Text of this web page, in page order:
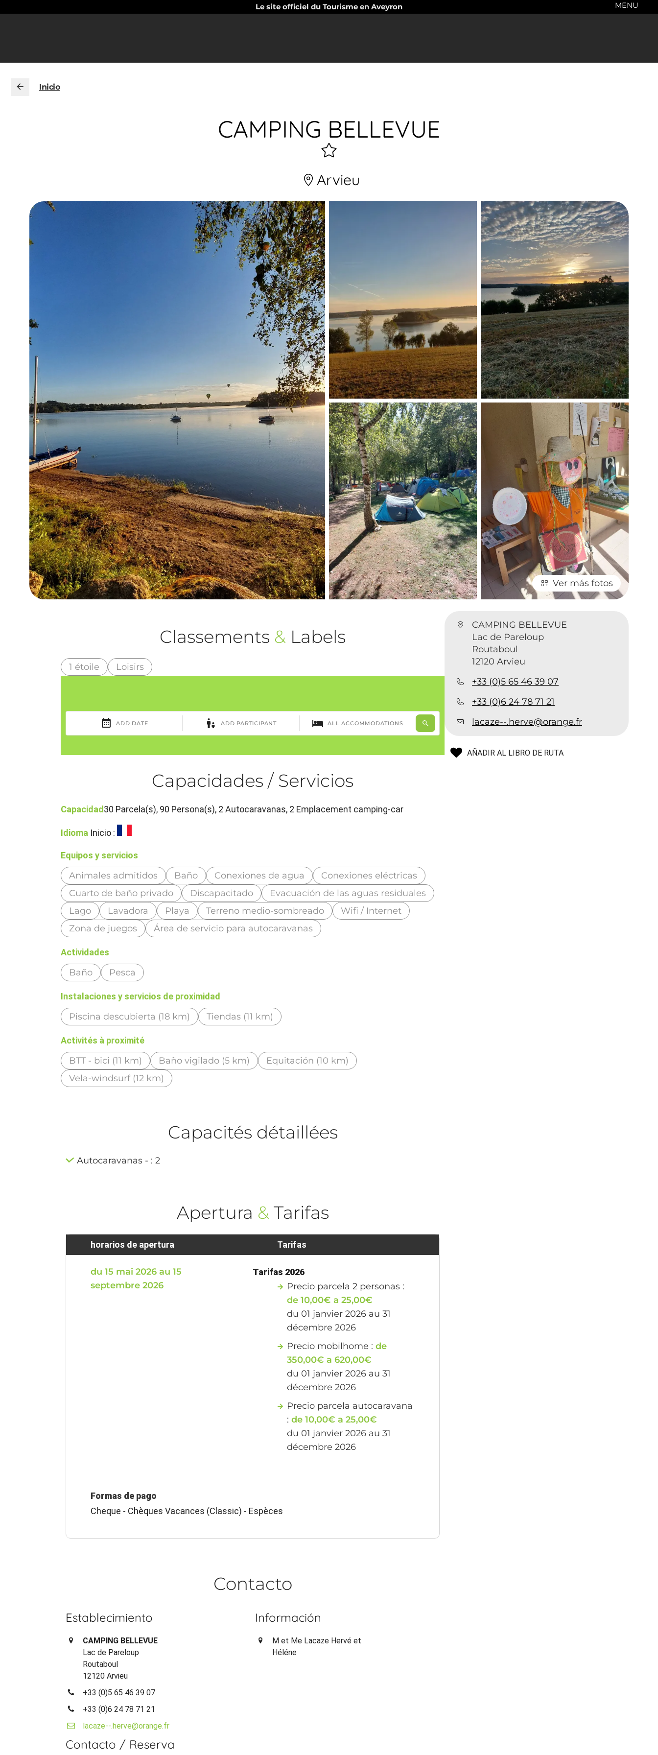
Le site officiel du Tourisme en Aveyron MENU
Inicio
CAMPING BELLEVUE
1
étoiles
Arvieu
Ver más fotos
CAMPING BELLEVUE
Lac de Pareloup
Routaboul
12120 Arvieu
+33 (0)5 65 46 39 07
+33 (0)6 24 78 71 21
lacaze--.herve@orange.fr
AÑADIR AL LIBRO DE RUTA
Classements & Labels
1 étoile Loisirs
Capacidades / Servicios
Capacidad30 Parcela(s), 90 Persona(s), 2 Autocaravanas, 2 Emplacement camping-car
Idioma Inicio :
Equipos y servicios
Animales admitidos Baño Conexiones de agua
Conexiones eléctricas
Cuarto de baño privado
Discapacitado
Evacuación de las aguas residuales
Lago
Lavadora Playa Terreno medio-sombreado
Wifi / Internet
Zona de juegos
Área de servicio para autocaravanas
Actividades
Baño Pesca
Instalaciones y servicios de proximidad
Piscina descubierta (18 km) Tiendas (11 km)
Activités à proximité
BTT - bici (11 km) Baño vigilado (5 km)
Equitación (10 km)
Vela-windsurf (12 km)
Capacités détaillées
Autocaravanas - : 2
Apertura & Tarifas
horarios de apertura
du 15 mai 2026 au 15
septembre 2026
Tarifas
Tarifas 2026
Precio parcela 2 personas :
de 10,00€ a 25,00€
du 01 janvier 2026 au 31
décembre 2026
Precio mobilhome :de
350,00€ a 620,00€
du 01 janvier 2026 au 31
décembre 2026
Precio parcela autocaravana
:de 10,00€ a 25,00€
du 01 janvier 2026 au 31
décembre 2026
Formas de pago
Cheque - Chèques Vacances (Classic) - Espèces
Contacto
Establecimiento
CAMPING BELLEVUE
Lac de Pareloup
Routaboul
12120 Arvieu
+33 (0)5 65 46 39 07
+33 (0)6 24 78 71 21
lacaze--.herve@orange.fr
Información
M et Me Lacaze Hervé et
Héléne
Contacto / Reserva